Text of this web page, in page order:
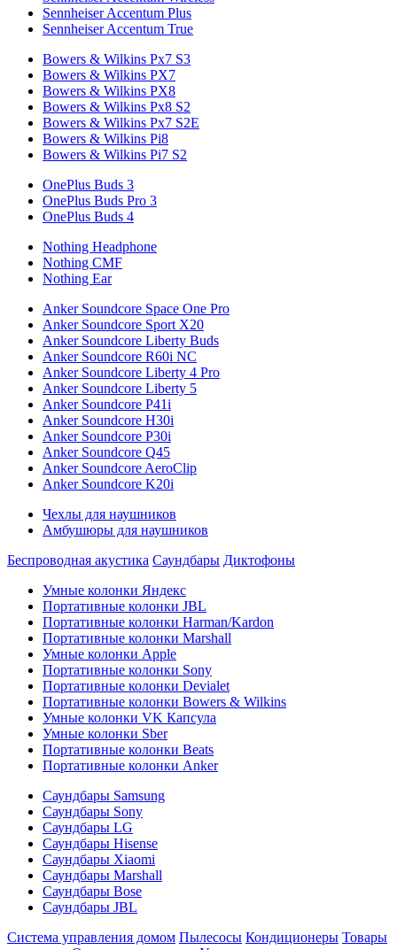
Sennheiser Accentum Plus
Sennheiser Accentum True
Bowers & Wilkins Px7 S3
Bowers & Wilkins PX7
Bowers & Wilkins PX8
Bowers & Wilkins Px8 S2
Bowers & Wilkins Px7 S2E
Bowers & Wilkins Pi8
Bowers & Wilkins Pi7 S2
OnePlus Buds 3
OnePlus Buds Pro 3
OnePlus Buds 4
Nothing Headphone
Nothing CMF
Nothing Ear
Anker Soundcore Space One Pro
Anker Soundcore Sport X20
Anker Soundcore Liberty Buds
Anker Soundcore R60i NC
Anker Soundcore Liberty 4 Pro
Anker Soundcore Liberty 5
Anker Soundcore P41i
Anker Soundcore H30i
Anker Soundcore P30i
Anker Soundcore Q45
Anker Soundcore AeroClip
Anker Soundcore K20i
Чехлы для наушников
Амбушюры для наушников
Беспроводная акустика Саундбары Диктофоны
Умные колонки Яндекс
Портативные колонки JBL
Портативные колонки Harman/Kardon
Портативные колонки Marshall
Умные колонки Apple
Портативные колонки Sony
Портативные колонки Devialet
Портативные колонки Bowers & Wilkins
Умные колонки VK Капсула
Умные колонки Sber
Портативные колонки Beats
Портативные колонки Anker
Саундбары Samsung
Саундбары Sony
Саундбары LG
Саундбары Hisense
Саундбары Xiaomi
Саундбары Marshall
Саундбары Bose
Саундбары JBL
Система управления домом Пылесосы Кондиционеры Товары